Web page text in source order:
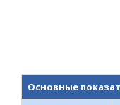
Основные